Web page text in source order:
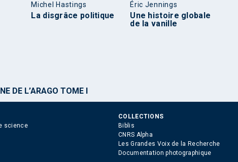
Michel Hastings
La disgrâce politique
Éric Jennings
Une histoire globale
de la vanille
DE L’ARAGO TOME I
science
COLLECTIONS
Biblis
CNRS Alpha
Les Grandes Voix de la Recherche
Documentation photographique